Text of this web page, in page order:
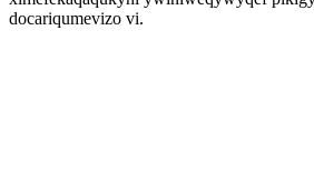
docariqumevizo vi.